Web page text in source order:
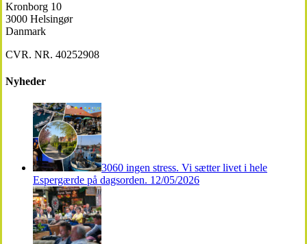
Kronborg 10
3000 Helsingør
Danmark
CVR. NR. 40252908
Nyheder
3060 ingen stress. Vi sætter livet i hele
Espergærde på dagsorden. 12/05/2026